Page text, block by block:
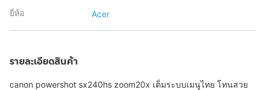
ยี่ห้อ Acer
รายละเอียดสินค้า
canon powershot sx240hs zoom20x เต็มระบบเมนูไทย โทนสวย